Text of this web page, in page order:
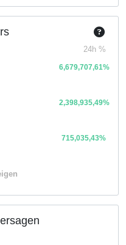
24h %
6,679,707,61%
2,398,935,49%
715,035,43%